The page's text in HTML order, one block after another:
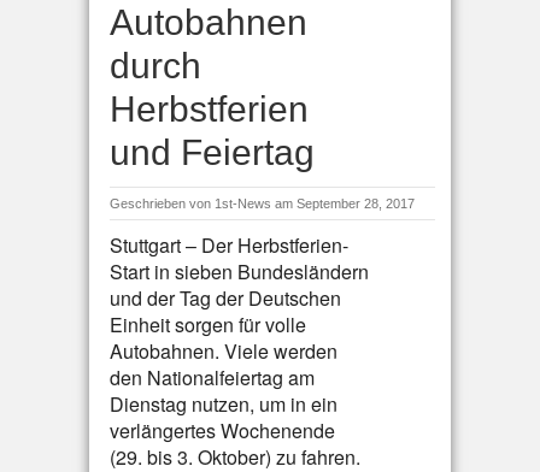
Autobahnen
durch
Herbstferien
und Feiertag
Geschrieben von 1st-News am September 28, 2017
Stuttgart – Der Herbstferien-
Start in sieben Bundesländern
und der Tag der Deutschen
Einheit sorgen für volle
Autobahnen. Viele werden
den Nationalfeiertag am
Dienstag nutzen, um in ein
verlängertes Wochenende
(29. bis 3. Oktober) zu fahren.